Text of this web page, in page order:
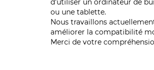
d'utiliser un ordinateur de
ou une tablette.
Nous travaillons
améliorer la compatibilité
Merci de votre